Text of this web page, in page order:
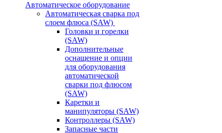
Автоматическое оборудование
Автоматическая сварка под
слоем флюса (SAW)
Головки и горелки
(SAW)
Дополнительные
оснащение и опции
для оборудования
автоматической
сварки под флюсом
(SAW)
Каретки и
манипуляторы (SAW)
Контроллеры (SAW)
Запасные части